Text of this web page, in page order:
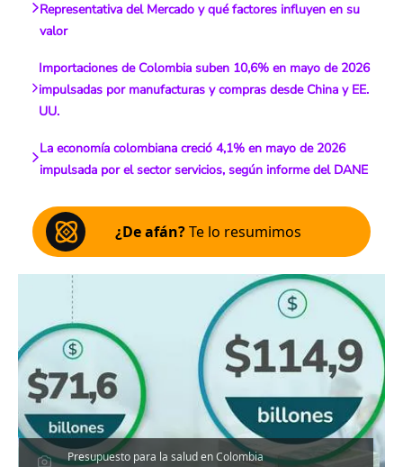
Representativa del Mercado y qué factores influyen en su
valor
Importaciones de Colombia suben 10,6% en mayo de 2026
impulsadas por manufacturas y compras desde China y EE.
UU.
La economía colombiana creció 4,1% en mayo de 2026
impulsada por el sector servicios, según informe del DANE
¿De afán?Te lo resumimos
Presupuesto para la salud en Colombia